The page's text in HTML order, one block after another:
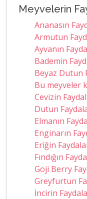
Meyvelerin
Ananasın
Armutun
Ayvanın
Bademin
Beyaz Dutun
Bu meyveler
Cevizin
Dutun
Elmanın
Enginarın
Eriğin
Fındığın
Goji Berry
Greyfurtun
İncirin